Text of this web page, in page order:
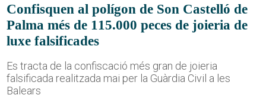
Confisquen al polígon de Son Castelló de
Palma més de 115.000 peces de joieria de
luxe falsificades
Es tracta de la confiscació més gran de joieria
falsificada realitzada mai per la Guàrdia Civil a les
Balears